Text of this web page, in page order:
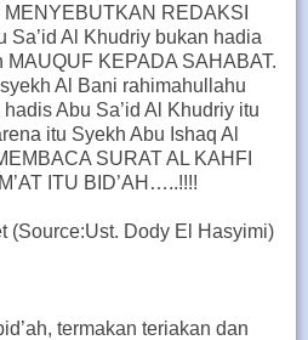
REDAKSI
Sa’id Al Khudriy bukan hadia
MAUQUF KEPADA SAHABAT.
Al Bani rahimahullahu
Abu Sa’id Al Khudriy itu
itu Syekh Abu Ishaq Al
SURAT AL KAHFI
ITU BID’AH…..!!!!
(Source:Ust. Dody El Hasyimi)
termakan teriakan dan